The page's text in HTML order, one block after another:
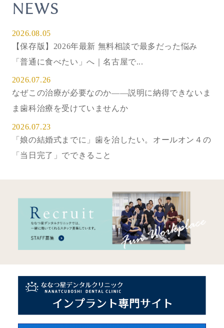
NEWS
2026.08.05
【保存版】2026年最新 無料相談で最多だった悩み
「普通に食べたい」へ｜名古屋で...
2026.07.26
なぜこの治療が必要なのか——説明に納得できないま
ま歯科治療を受けていませんか
2026.07.23
「娘の結婚式までに」歯を治したい。オールオン４の
「当日完了」でできること